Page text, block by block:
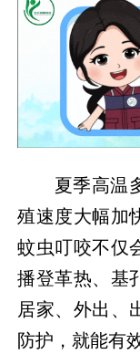
夏季高温
殖速度大幅加
蚊虫叮咬不仅
播登革热、 基
居家、外出、
防护，就能有